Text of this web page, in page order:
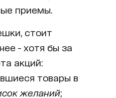
приемы.
стоит
- хотя бы за
акций:
товары в
желаний;